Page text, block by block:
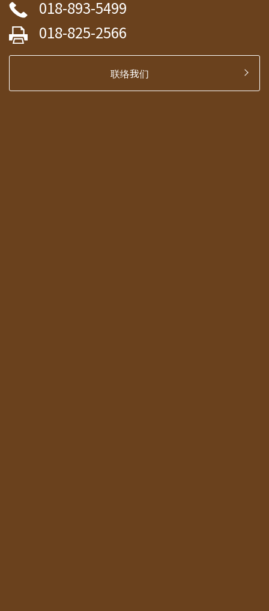
018-893-5499
018-825-2566
联络我们